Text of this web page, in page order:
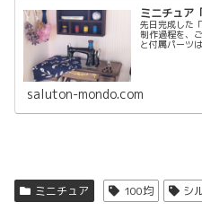
ミニチュア
先日完成した
制作過程を、
と付属パーツ
saluton-mondo.com
ミニチュア 100均 シ